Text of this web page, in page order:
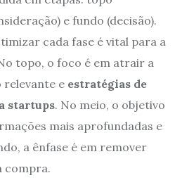
e fundo (decisão).
cada fase é vital para a
topo, o foco é em atrair a
relevante e estratégias de
startups. No meio, o objetivo
mais aprofundadas e
a ênfase é em remover
compra.